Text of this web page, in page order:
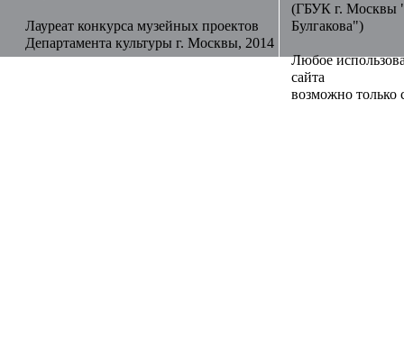
Лауреат конкурса музейных проектов
Департамента культуры г. Москвы, 2014
(ГБУК г.
Булгакова")
Любое
сайта
возможно только